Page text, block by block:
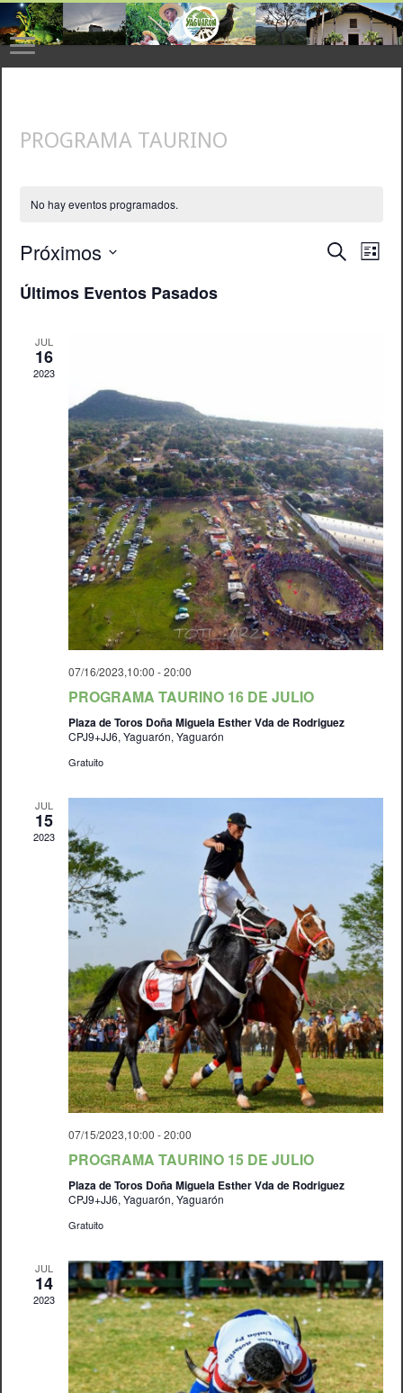
PROGRAMA TAURINO
No hay eventos programados.
Buscar
de
Lista
Próximos
la
fecha.
Últimos Eventos Pasados
JUL
16
2023
07/16/2023,10:00 -20:00
PROGRAMA TAURINO 16 DE JULIO
Plaza de Toros Doña Miguela Esther Vda de Rodriguez
CPJ9+JJ6, Yaguarón, Yaguarón
Gratuito
JUL
15
2023
07/15/2023,10:00 -20:00
PROGRAMA TAURINO 15 DE JULIO
Plaza de Toros Doña Miguela Esther Vda de Rodriguez
CPJ9+JJ6, Yaguarón, Yaguarón
Gratuito
JUL
14
2023